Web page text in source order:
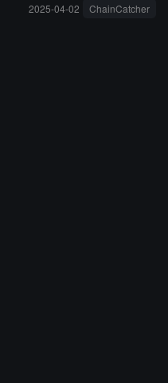
來。點擊鏈接立即報名，歡
2025-04-02 ChainCatcher